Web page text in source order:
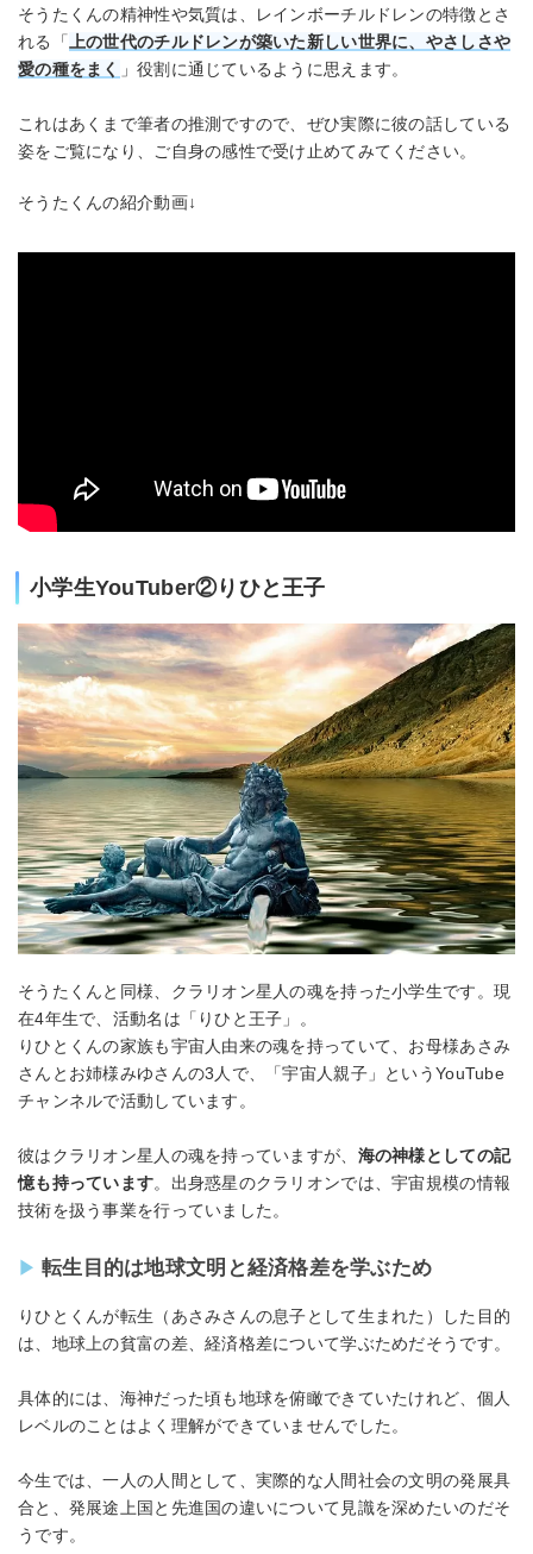
そうたくんの精神性や気質は、レインボーチルドレンの特徴とさ
れる「上の世代のチルドレンが築いた新しい世界に、やさしさや
愛の種をまく
」役割に通じているように思えます。
これはあくまで筆者の推測ですので、ぜひ実際に彼の話している
姿をご覧になり、ご自身の感性で受け止めてみてください。
そうたくんの紹介動画↓
小学生YouTuber②りひと王子
そうたくんと同様、クラリオン星人の魂を持った小学生です。現
在4年生で、活動名は「りひと王子」。
りひとくんの家族も宇宙人由来の魂を持っていて、お母様あさみ
さんとお姉様みゆさんの3人で、「宇宙人親子」というYouTube
チャンネルで活動しています。
彼はクラリオン星人の魂を持っていますが、 海の神様としての記
憶も持っています。出身惑星のクラリオンでは、宇宙規模の情報
技術を扱う事業を行っていました。
転生目的は地球文明と経済格差を学ぶため
りひとくんが転生（あさみさんの息子として生まれた）した目的
は、地球上の貧富の差、経済格差について学ぶためだそうです。
具体的には、海神だった頃も地球を俯瞰できていたけれど、個人
レベルのことはよく理解ができていませんでした。
今生では、一人の人間として、実際的な人間社会の文明の発展具
合と、発展途上国と先進国の違いについて見識を深めたいのだそ
うです。